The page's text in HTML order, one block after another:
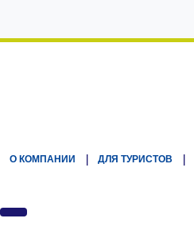
О КОМПАНИИ ДЛЯ ТУРИСТОВ